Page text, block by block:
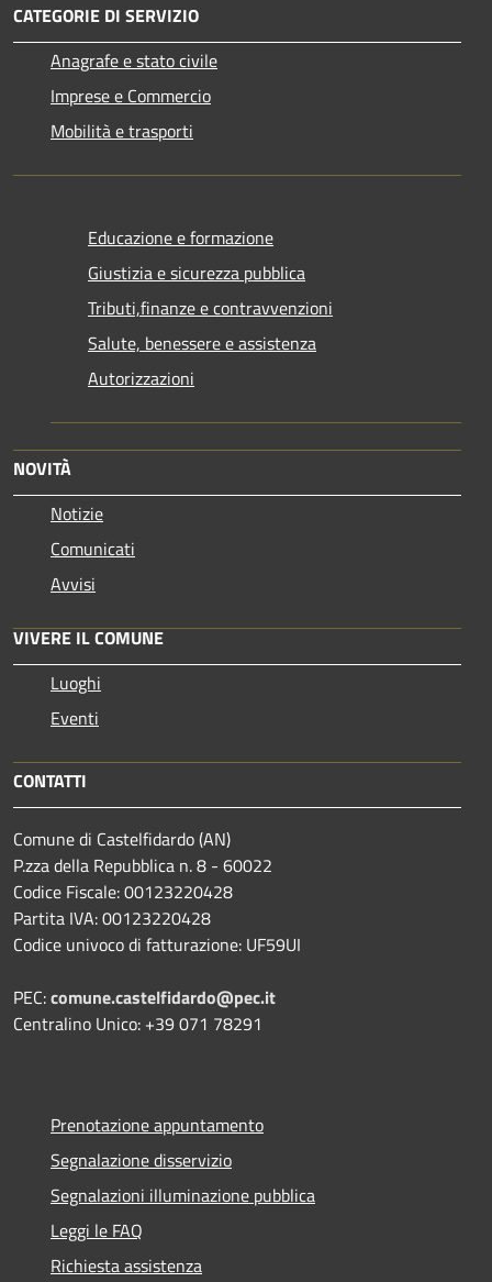
CATEGORIE DI SERVIZIO
Anagrafe e stato civile
Imprese e Commercio
Mobilità e trasporti
Educazione e formazione
Giustizia e sicurezza pubblica
Tributi,finanze e contravvenzioni
Salute, benessere e assistenza
Autorizzazioni
NOVITÀ
Notizie
Comunicati
Avvisi
VIVERE IL COMUNE
Luoghi
Eventi
CONTATTI
Comune di Castelfidardo (AN)
P.zza della Repubblica n. 8 - 60022
Codice Fiscale: 00123220428
Partita IVA: 00123220428
Codice univoco di fatturazione: UF59UI
PEC:comune.castelfidardo@pec.it
Centralino Unico: +39 071 78291
Prenotazione appuntamento
Segnalazione disservizio
Segnalazioni illuminazione pubblica
Leggi le FAQ
Richiesta assistenza